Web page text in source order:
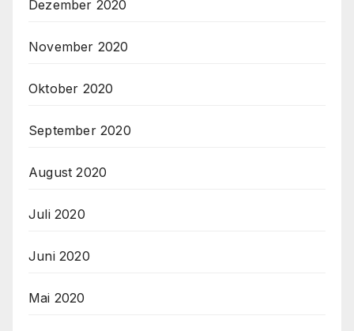
Dezember 2020
November 2020
Oktober 2020
September 2020
August 2020
Juli 2020
Juni 2020
Mai 2020